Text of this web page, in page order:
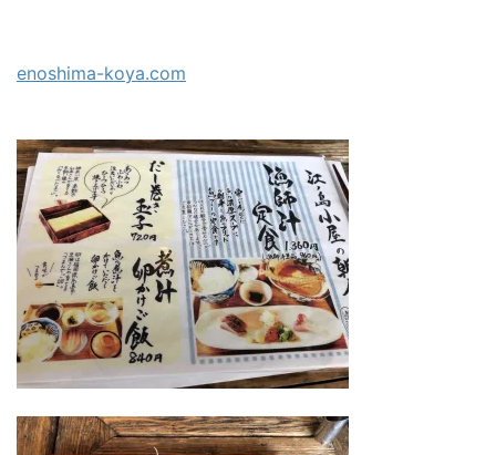
enoshima-koya.com